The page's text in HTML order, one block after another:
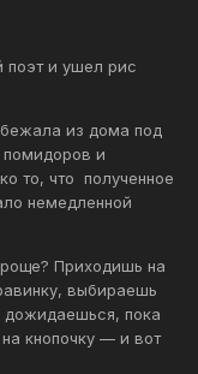
поэт и ушел рис
из дома под
помидоров и
то, что полученное
немедленной
Приходишь на
выбираешь
дожидаешься, пока
кнопочку — и вот